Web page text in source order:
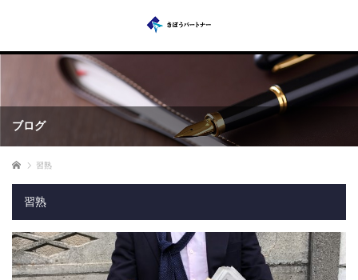
ブログ
ホーム 習熟
習熟